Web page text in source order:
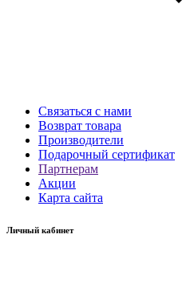
Связаться с нами
Возврат товара
Производители
Подарочный сертификат
Партнерам
Акции
Карта сайта
Личный кабинет